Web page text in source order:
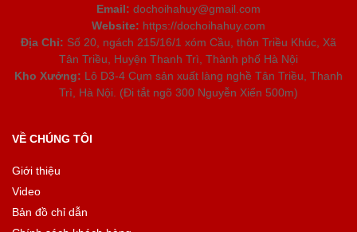
Email: dochoihahuy@gmail.com
Website: https://dochoihahuy.com
Địa Chỉ: Số 20, ngách 215/16/1 xóm Cầu, thôn Triều Khúc, Xã
Tân Triều, Huyện Thanh Trì, Thành phố Hà Nội
Kho Xưởng: Lô D3-4 Cụm sản xuất làng nghề Tân Triều, Thanh
Trì, Hà Nội. (Đi tắt ngõ 300 Nguyễn Xiển 500m)
VỀ CHÚNG TÔI
Giới thiệu
Video
Bản đồ chỉ dẫn